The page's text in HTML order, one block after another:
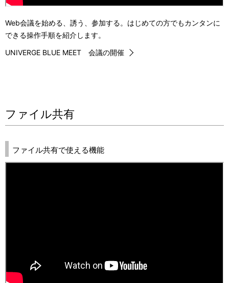
Web会議を始める、誘う、参加する。はじめての方でもカンタンに
できる操作手順を紹介します。
UNIVERGE BLUE MEET 会議の開催
ファイル共有
ファイル共有で使える機能